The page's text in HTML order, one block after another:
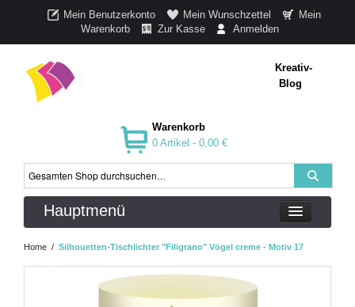
Mein Benutzerkonto Mein Wunschzettel
Mein
Warenkorb
Zur Kasse Anmelden
Kreativ-
Blog
Warenkorb
0 Artikel - 0,00 €
Hauptmenü
Home / Silhouetten-Tischlichter "Filigrano" Vögel creme - Motiv 17